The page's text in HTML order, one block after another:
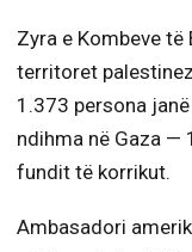
Zyra e Kombeve
territoret
1.373 persona
ndihma në Gaza —
fundit të korrikut.
Ambasadori